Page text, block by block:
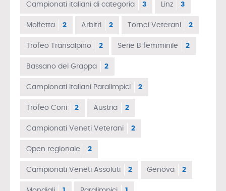
Campionati italiani di categoria 3 Linz 3
Molfetta 2 Arbitri 2 Tornei Veterani 2
Trofeo Transalpino 2 Serie B femminile 2
Bassano del Grappa 2
Campionati Italiani Paralimpici 2
Trofeo Coni 2 Austria 2
Campionati Veneti Veterani 2
Open regionale 2
Campionati Veneti Assoluti 2 Genova 2